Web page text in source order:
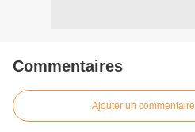
Commentaires
Ajouter un commentaire